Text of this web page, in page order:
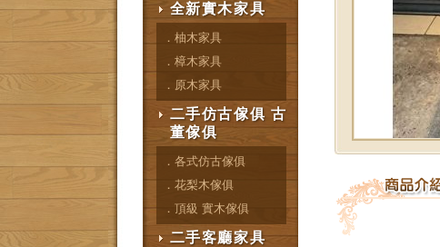
全新實木家具
．柚木家具
．樟木家具
．原木家具
二手仿古傢俱 古
董傢俱
．各式仿古傢俱
．花梨木傢俱
．頂級 實木傢俱
二手客廳家具